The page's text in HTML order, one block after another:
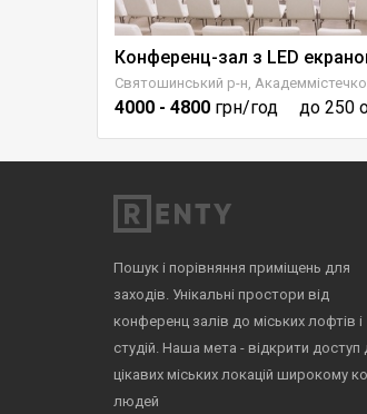
Святошинський р-н, Академмістечко
4000 - 4800 грн/год до 250
Пошук і порівняння приміщень для
заходів. Унікальні простори від
конференц залів до міських лофтів і
студій. Наша мета - відкрити доступ
цікавих міських локацій широкому
людей